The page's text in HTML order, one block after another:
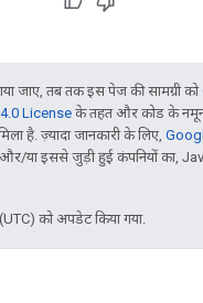
जाए, तब तक इस पेज की सामग्री को
License के तहत और कोड के
है. ज़्यादा जानकारी के लिए,
या इससे जुड़ी हुई कंपनियों का,
को अपडेट किया गया.